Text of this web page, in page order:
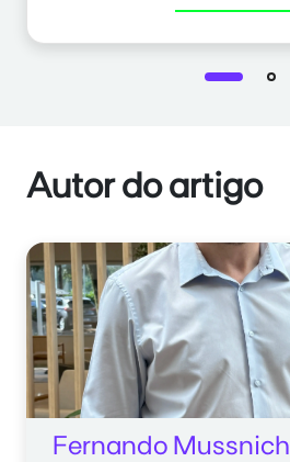
Autor do artigo
Fernando Mussnich